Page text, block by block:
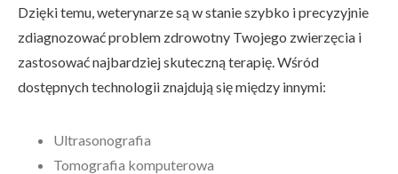
Dzięki temu, weterynarze są w stanie szybko i precyzyjnie
zdiagnozować problem zdrowotny Twojego zwierzęcia i
zastosować najbardziej skuteczną terapię. Wśród
dostępnych technologii znajdują się między innymi:
Ultrasonografia
Tomografia komputerowa